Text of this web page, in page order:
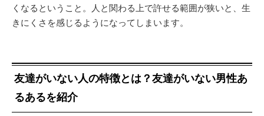
くなるということ。人と関わる上で許せる範囲が狭いと、生
きにくさを感じるようになってしまいます。
友達がいない人の特徴とは？友達がいない男性あ
るあるを紹介